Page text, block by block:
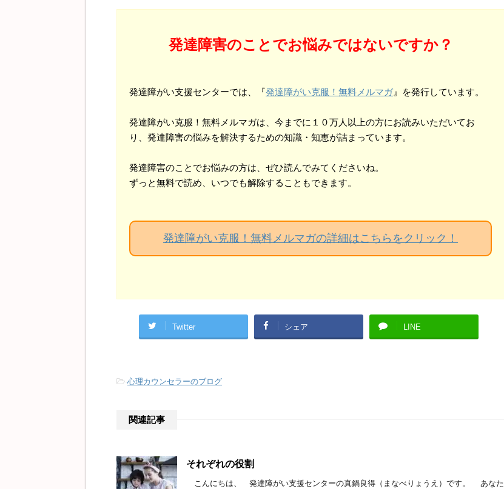
発達障害のことでお悩みではないですか？
発達障がい支援センターでは、『発達障がい克服！無料メルマガ 』を発行しています。
発達障がい克服！無料メルマガは、今までに１０万人以上の方にお読みいただいてお
り、発達障害の悩みを解決するための知識・知恵が詰まっています。
発達障害のことでお悩みの方は、ぜひ読んでみてくださいね。
ずっと無料で読め、いつでも解除することもできます。
発達障がい克服！無料メルマガの詳細はこちらをクリック！
Twitter シェア LINE
-心理カウンセラーのブログ
関連記事
それぞれの役割
こんにちは、 発達障がい支援センターの真鍋良得（まなべりょうえ）です。 あなた